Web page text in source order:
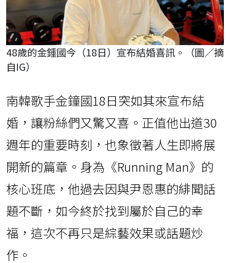
48歲的金鍾國今（18日）宣布結婚喜訊。（圖／摘
自IG）
南韓歌手金鐘國18日突如其來宣布結
婚，讓粉絲們又驚又喜。正值他出道30
週年的重要時刻，也象徵著人生即將展
開新的篇章。身為《Running Man》的
核心班底，他過去因與尹恩惠的緋聞話
題不斷，如今終於找到屬於自己的幸
福，這次不再只是綜藝效果或話題炒
作。